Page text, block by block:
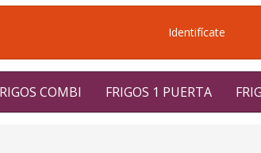
Identifícate
COMBI FRIGOS 1 PUERTA